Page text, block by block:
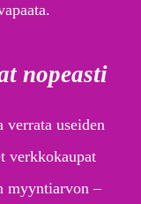
nopeasti
verrata useiden
verkkokaupat
myyntiarvon –